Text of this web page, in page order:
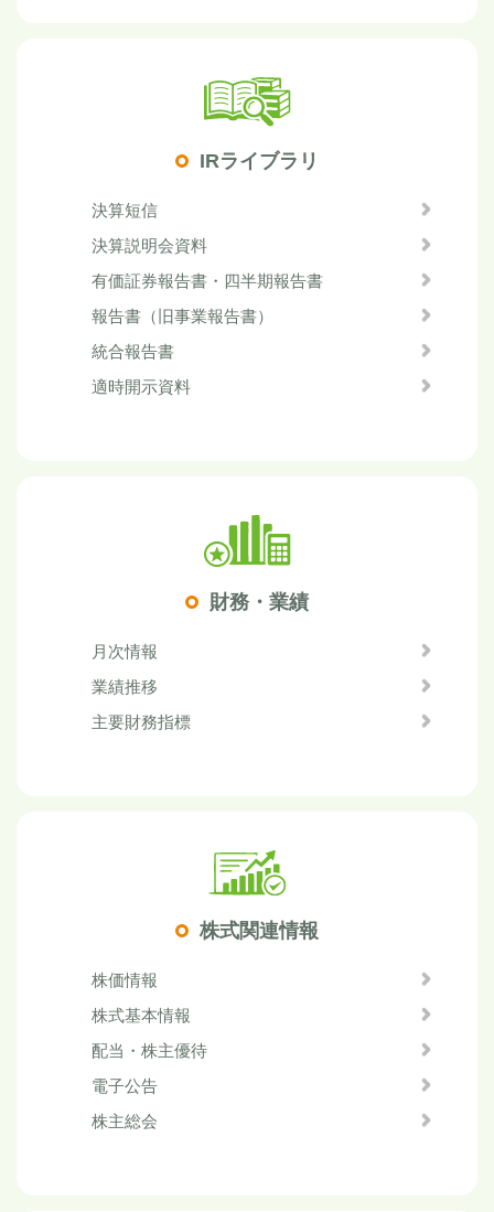
IRライブラリ
決算短信
決算説明会資料
有価証券報告書・四半期報告書
報告書（旧事業報告書）
統合報告書
適時開示資料
財務・業績
月次情報
業績推移
主要財務指標
株式関連情報
株価情報
株式基本情報
配当・株主優待
電子公告
株主総会